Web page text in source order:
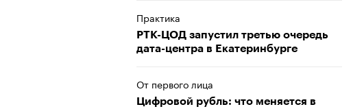
Практика
РТК-ЦОД запустил третью очередь
дата-центра в Екатеринбурге
От первого лица
Цифровой рубль: что меняется в